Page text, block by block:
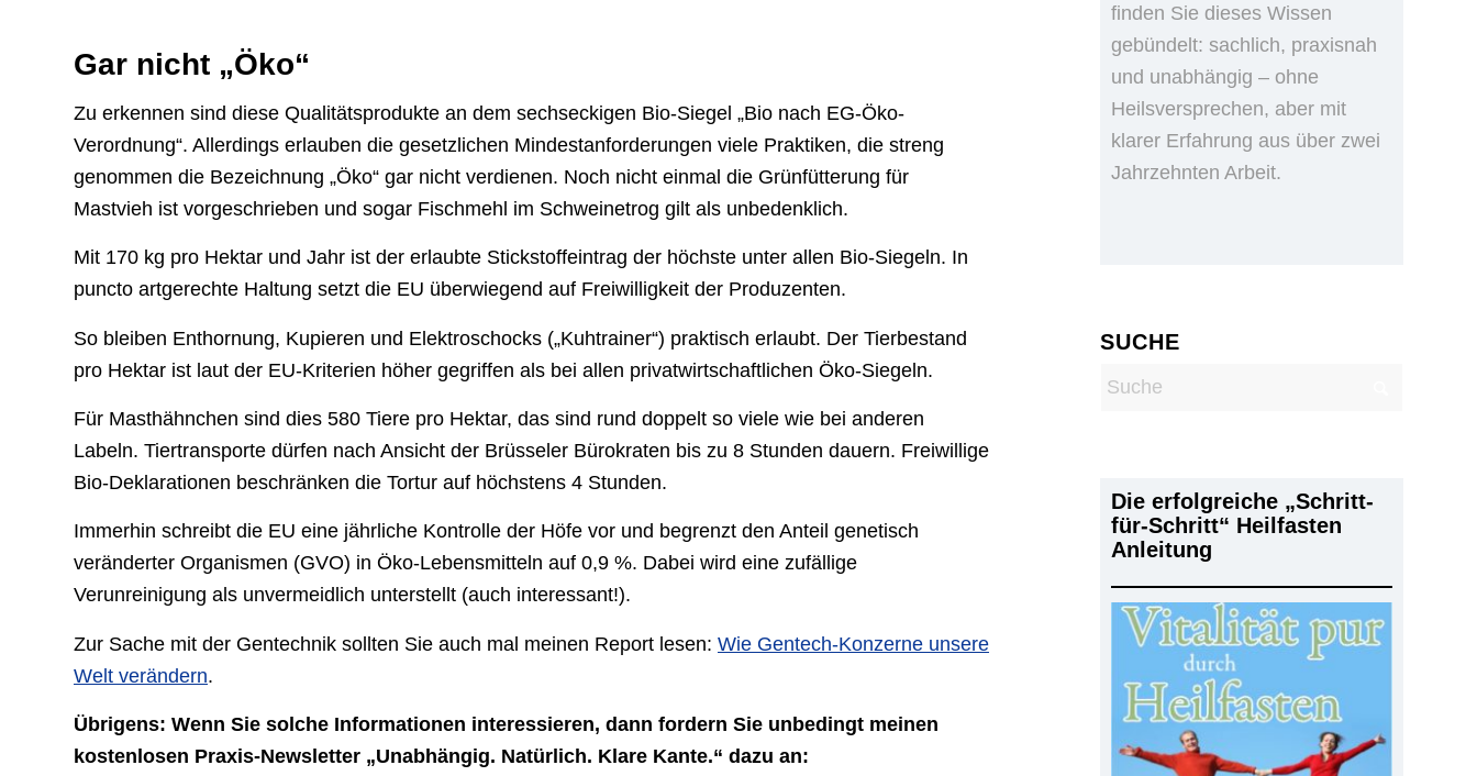
Gar nicht „Öko“
Zu erkennen sind diese Qualitätsprodukte an dem sechseckigen Bio-Siegel „Bio nach EG-Öko-
Verordnung“. Allerdings erlauben die gesetzlichen Mindestanforderungen viele Praktiken, die streng
genommen die Bezeichnung „Öko“ gar nicht verdienen. Noch nicht einmal die Grünfütterung für
Mastvieh ist vorgeschrieben und sogar Fischmehl im Schweinetrog gilt als unbedenklich.
Mit 170 kg pro Hektar und Jahr ist der erlaubte Stickstoffeintrag der höchste unter allen Bio-Siegeln. In
puncto artgerechte Haltung setzt die EU überwiegend auf Freiwilligkeit der Produzenten.
So bleiben Enthornung, Kupieren und Elektroschocks („Kuhtrainer“) praktisch erlaubt. Der Tierbestand
pro Hektar ist laut der EU-Kriterien höher gegriffen als bei allen privatwirtschaftlichen Öko-Siegeln.
Für Masthähnchen sind dies 580 Tiere pro Hektar, das sind rund doppelt so viele wie bei anderen
Labeln. Tiertransporte dürfen nach Ansicht der Brüsseler Bürokraten bis zu 8 Stunden dauern. Freiwillige
Bio-Deklarationen beschränken die Tortur auf höchstens 4 Stunden.
Immerhin schreibt die EU eine jährliche Kontrolle der Höfe vor und begrenzt den Anteil genetisch
veränderter Organismen (GVO) in Öko-Lebensmitteln auf 0,9 %. Dabei wird eine zufällige
Verunreinigung als unvermeidlich unterstellt (auch interessant!).
Zur Sache mit der Gentechnik sollten Sie auch mal meinen Report lesen: Wie Gentech-Konzerne unsere
Welt verändern.
Übrigens: Wenn Sie solche Informationen interessieren, dann fordern Sie unbedingt meinen
kostenlosen Praxis-Newsletter „Unabhängig. Natürlich. Klare Kante.“ dazu an:
finden Sie dieses Wissen
gebündelt: sachlich, praxisnah
und unabhängig – ohne
Heilsversprechen, aber mit
klarer Erfahrung aus über zwei
Jahrzehnten Arbeit.
SUCHE
Die erfolgreiche „Schritt-
für-Schritt“ Heilfasten
Anleitung